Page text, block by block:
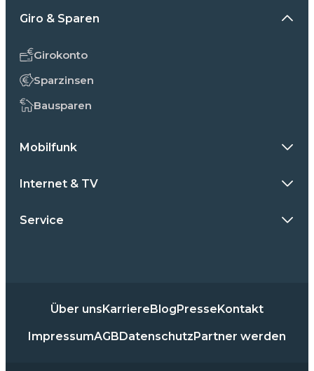
Giro & Sparen
Girokonto
Sparzinsen
Bausparen
Mobilfunk
Internet & TV
Service
Über uns Karriere Blog Presse Kontakt
ImpressumAGB Datenschutz Partner werden